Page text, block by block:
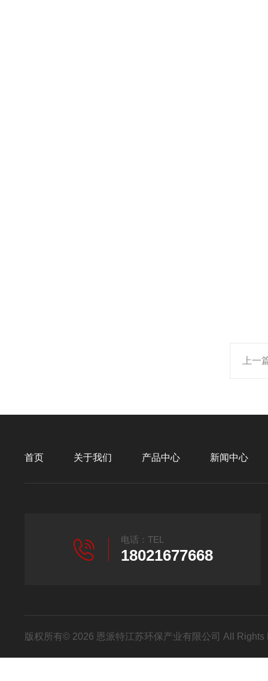
上一
首页 关于我们 产品中心 新闻中心
电话：TEL
18021677668
版权所有© 2026 恩派特江苏环保产业有限公司 All